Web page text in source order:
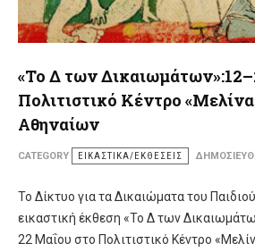
«Το Δ των
Πολιτιστικό Κέντρο
Αθηναίων
CATEGORY ΕΙΚΑΣΤΙΚΆ/ΕΚΘΈΣΕΙΣ
Το Δίκτυο για τα Δικαιώματα του
εικαστική έκθεση «Το Δ των
22 Μαΐου στο Πολιτιστικό Κέντρο